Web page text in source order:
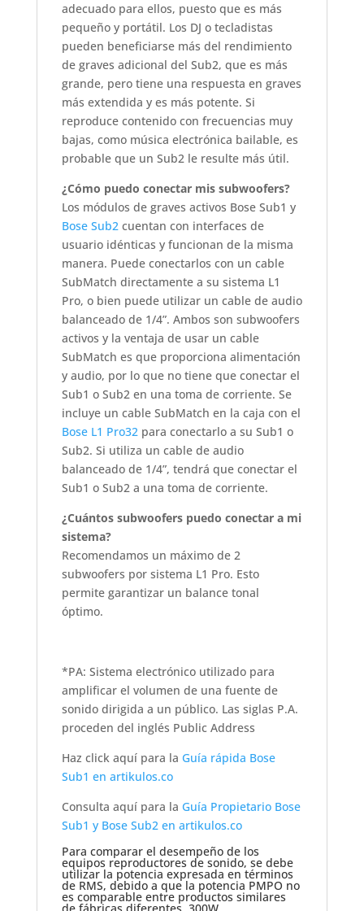
adecuado para ellos, puesto que es más
pequeño y portátil. Los DJ o tecladistas
pueden beneficiarse más del rendimiento
de graves adicional del Sub2, que es más
grande, pero tiene una respuesta en graves
más extendida y es más potente. Si
reproduce contenido con frecuencias muy
bajas, como música electrónica bailable, es
probable que un Sub2 le resulte más útil.
¿Cómo puedo conectar mis subwoofers?
Los módulos de graves activos Bose Sub1 y
Bose Sub2cuentan con interfaces de
usuario idénticas y funcionan de la misma
manera. Puede conectarlos con un cable
SubMatch directamente a su sistema L1
Pro, o bien puede utilizar un cable de audio
balanceado de 1/4”. Ambos son subwoofers
activos y la ventaja de usar un cable
SubMatch es que proporciona alimentación
y audio, por lo que no tiene que conectar el
Sub1 o Sub2 en una toma de corriente. Se
incluye un cable SubMatch en la caja con el
Bose L1 Pro32para conectarlo a su Sub1 o
Sub2. Si utiliza un cable de audio
balanceado de 1/4”, tendrá que conectar el
Sub1 o Sub2 a una toma de corriente.
¿Cuántos subwoofers puedo conectar a mi
sistema?
Recomendamos un máximo de 2
subwoofers por sistema L1 Pro. Esto
permite garantizar un balance tonal
óptimo.
*PA: Sistema electrónico utilizado para
amplificar el volumen de una fuente de
sonido dirigida a un público. Las siglas P.A.
proceden del inglés Public Address
Haz click aquí para la Guía rápida Bose
Sub1 en artikulos.co
Consulta aquí para la Guía Propietario Bose
Sub1 y Bose Sub2 en artikulos.co
Para comparar el desempeño de los
equipos reproductores de sonido, se debe
utilizar la potencia expresada en términos
de RMS, debido a que la potencia PMPO no
es comparable entre productos similares